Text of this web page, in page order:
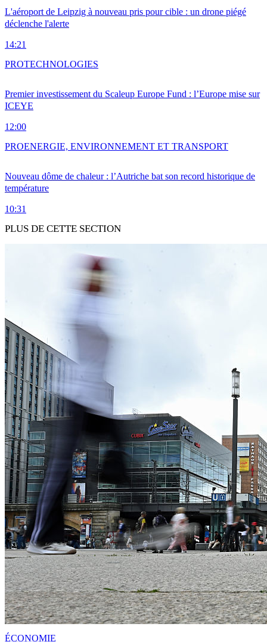
L'aéroport de Leipzig à nouveau pris pour cible : un drone piégé
déclenche l'alerte
14:21
Premier investissement du Scaleup Europe Fund : l’Europe mise sur
ICEYE
12:00
PROTECHNOLOGIES
Nouveau dôme de chaleur : l’Autriche bat son record historique de
température
10:31
PROENERGIE, ENVIRONNEMENT ET TRANSPORT
PLUS DE CETTE SECTION
ÉCONOMIE